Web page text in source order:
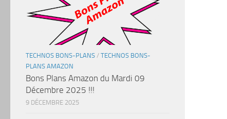
TECHNOS BONS-PLANS / TECHNOS BONS-
PLANS AMAZON
Bons Plans Amazon du Mardi 09
Décembre 2025 !!!
9 DÉCEMBRE 2025